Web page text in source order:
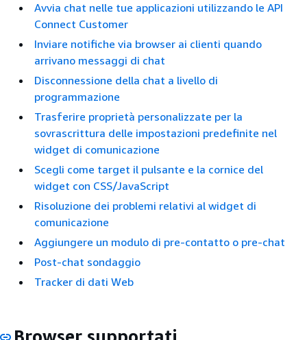
Avvia chat nelle tue applicazioni utilizzando le API
Connect Customer
Inviare notifiche via browser ai clienti quando
arrivano messaggi di chat
Disconnessione della chat a livello di
programmazione
Trasferire proprietà personalizzate per la
sovrascrittura delle impostazioni predefinite nel
widget di comunicazione
Scegli come target il pulsante e la cornice del
widget con CSS/JavaScript
Risoluzione dei problemi relativi al widget di
comunicazione
Aggiungere un modulo di pre-contatto o pre-chat
Post-chat sondaggio
Tracker di dati Web